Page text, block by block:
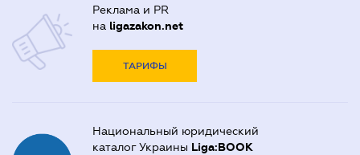
Реклама и PR
на ligazakon.net
ТАРИФЫ
Национальный юридический
каталог Украины Liga:BOOK